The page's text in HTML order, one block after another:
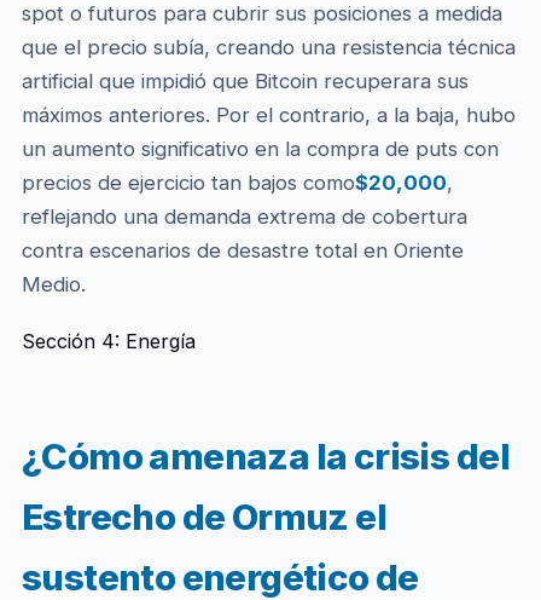
spot o futuros para cubrir sus posiciones a medida
que el precio subía, creando una resistencia técnica
artificial que impidió que Bitcoin recuperara sus
máximos anteriores. Por el contrario, a la baja, hubo
un aumento significativo en la compra de puts con
precios de ejercicio tan bajos como$20,000,
reflejando una demanda extrema de cobertura
contra escenarios de desastre total en Oriente
Medio.
Sección 4: Energía
¿Cómo amenaza la crisis del
Estrecho de Ormuz el
sustento energético de